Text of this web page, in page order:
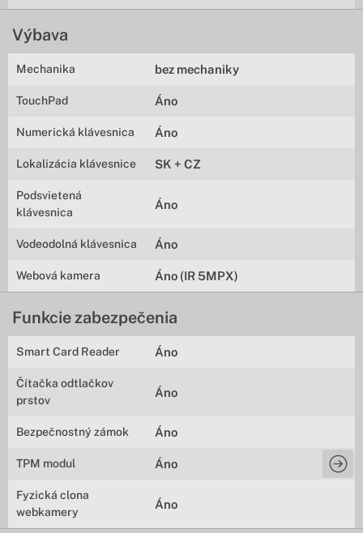
Výbava
Mechanika bez mechaniky
TouchPad Áno
Numerická klávesnica Áno
Lokalizácia klávesnice SK + CZ
Podsvietená
klávesnica
Áno
Vodeodolná klávesnica Áno
Webová kamera Áno (IR 5MPX)
Funkcie zabezpečenia
Smart Card Reader Áno
Čítačka odtlačkov
prstov
Áno
Bezpečnostný zámok Áno
TPM modul Áno
Fyzická clona
webkamery
Áno